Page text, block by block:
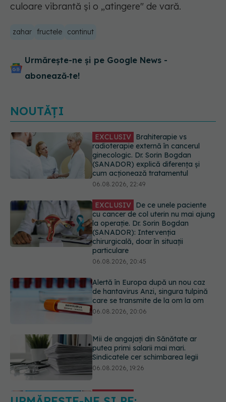
culoare vibrantă și o „atingere" de vară.
zahar fructele continut
Urmărește-ne și pe Google News -
abonează‑te!
NOUTĂȚI
EXCLUSIV De ce unele paciente
cu cancer de col uterin nu mai ajung
la operație. Dr. Sorin Bogdan
(SANADOR): Intervenția
chirurgicală, doar în situații
06.08.2026, 20:45
Alertă în Europa după un nou caz
de hantavirus Anzi, singura tulpină
care se transmite de la om la om
06.08.2026, 20:06
Mii de angajați din Sănătate ar
putea primi salarii mai mari.
Sindicatele cer schimbarea legii
06.08.2026, 19:26
EXCLUSIV Cancerele ginecologice
care pot fi tratate fără operație. Dr.
Sorin Bogdan (SANADOR): Chirurgia
este indicată doar punctual, pentru
anumite categorii de paciente